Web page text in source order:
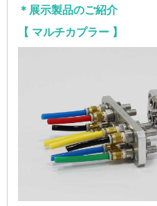
＊展示製品のご紹介
【 マルチカプラー 】